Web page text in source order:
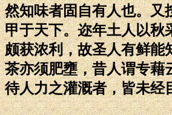
然知味者固自有人也。又
甲于天下。迩年土人以秋
颇获浓利，故圣人有鲜能
茶亦须肥壅，昔人谓专藉
待人力之灌溉者，皆未经